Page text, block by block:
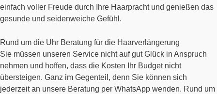
einfach voller Freude durch Ihre Haarpracht und genießen das
gesunde und seidenweiche Gefühl.
Rund um die Uhr Beratung für die Haarverlängerung
Sie müssen unseren Service nicht auf gut Glück in Anspruch
nehmen und hoffen, dass die Kosten Ihr Budget nicht
übersteigen. Ganz im Gegenteil, denn Sie können sich
jederzeit an unsere Beratung per WhatsApp wenden. Rund um